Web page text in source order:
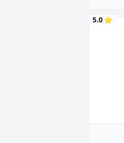
⭐
5.0